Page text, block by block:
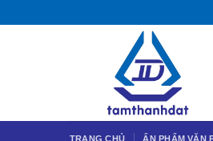
đến
TRANG CHỦ ẤN PHẨM VĂN